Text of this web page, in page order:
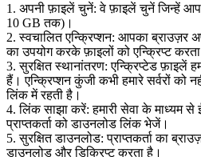
1. अपनी फ़ाइलें चुनें: वे फ़ाइलें चुनें जिन्हें आप
10 GB तक)।
2. स्वचालित एन्क्रिप्शन: आपका
का उपयोग करके फ़ाइलों को एन्क्रिप्ट
3. सुरक्षित स्थानांतरण: एन्क्रिप्टेड फ़ाइलें
हैं। एन्क्रिप्शन कुंजी कभी हमारे सर्वरों को
लिंक में रहती है।
4. लिंक साझा करें: हमारी सेवा के माध्यम से
प्राप्तकर्ता को डाउनलोड लिंक भेजें।
5. सुरक्षित डाउनलोड: प्राप्तकर्ता का
डाउनलोड और डिक्रिप्ट करता है।